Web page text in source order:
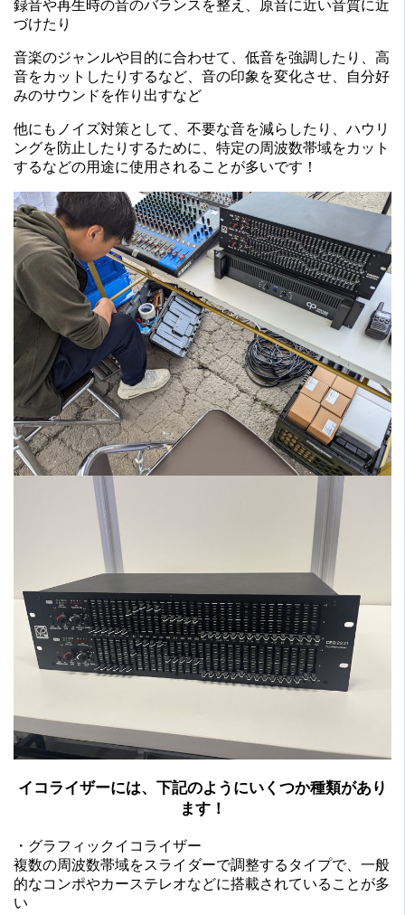
録音や再生時の音のバランスを整え、原音に近い音質に近
づけたり
音楽のジャンルや目的に合わせて、低音を強調したり、高
音をカットしたりするなど、音の印象を変化させ、自分好
みのサウンドを作り出すなど
他にもノイズ対策として、不要な音を減らしたり、ハウリ
ングを防止したりするために、特定の周波数帯域をカット
するなどの用途に使用されることが多いです！
イコライザーには、下記のようにいくつか種類があり
ます！
・グラフィックイコライザー
複数の周波数帯域をスライダーで調整するタイプで、一般
的なコンポやカーステレオなどに搭載されていることが多
い